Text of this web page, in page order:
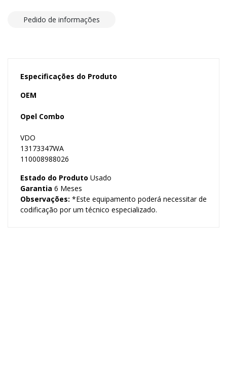
Pedido de informações
Especificações do Produto
OEM
Opel Combo
VDO
13173347WA
110008988026
Estado do Produto Usado
Garantia 6 Meses
Observações: *Este equipamento poderá necessitar de
codificação por um técnico especializado.